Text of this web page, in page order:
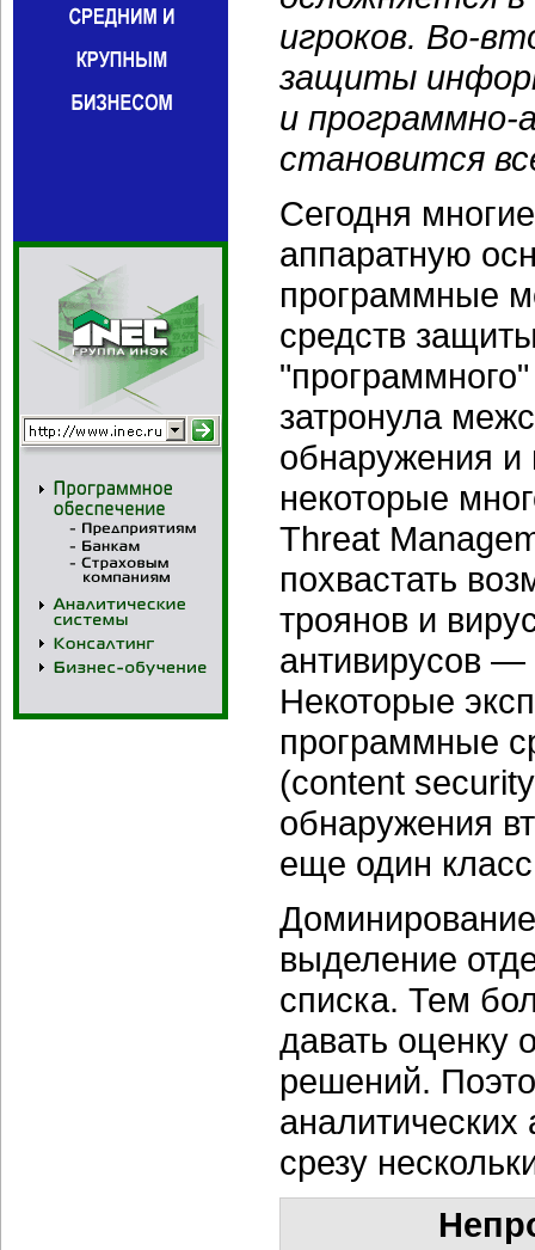
игроков. Во-
защиты
и
становится
Сегодня
аппаратную
программные
средств
затронула
обнаружения и
некоторые
Threat
похвастать
троянов и
антивирусов
Некоторые
программные
(content
обнаружения
еще один
выделение
списка. Тем
давать оценку
решений.
срезу